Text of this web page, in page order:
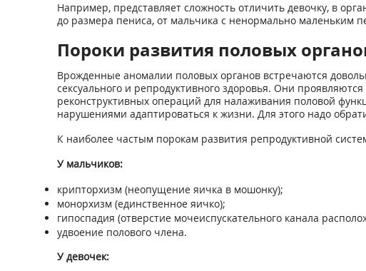
Например, представляет сложность отличить девочку, в
до размера пениса, от мальчика с ненормально маленьким
Пороки развития половых
Врожденные аномалии половых органов встречаются
сексуального и репродуктивного здоровья. Они
реконструктивных операций для налаживания половой
нарушениями адаптироваться к жизни. Для этого надо
К наиболее частым порокам развития репродуктивной
У мальчиков:
крипторхизм (неопущение яичка в мошонку);
монорхизм (единственное яичко);
гипоспадия (отверстие мочеиспускательного канала
удвоение полового члена.
У девочек: